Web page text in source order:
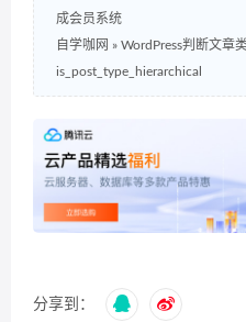
成会员系统
自学咖网 » WordPress判断文章
is_post_type_hierarchical
分享到：